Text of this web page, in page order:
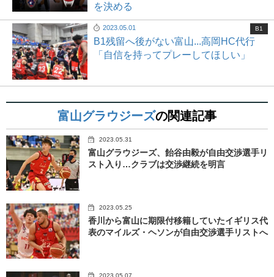
を決める
2023.05.01
B1残留へ後がない富山...高岡HC代行
「自信を持ってプレーしてほしい」
B1
富山グラウジーズの関連記事
2023.05.31
富山グラウジーズ、飴谷由毅が自由交渉選手リ
スト入り…クラブは交渉継続を明言
2023.05.25
香川から富山に期限付移籍していたイギリス代
表のマイルズ・ヘソンが自由交渉選手リストへ
2023.05.07